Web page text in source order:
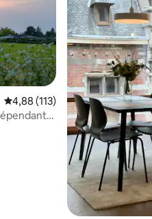
Évaluation moyenne sur la
4,88 (113)